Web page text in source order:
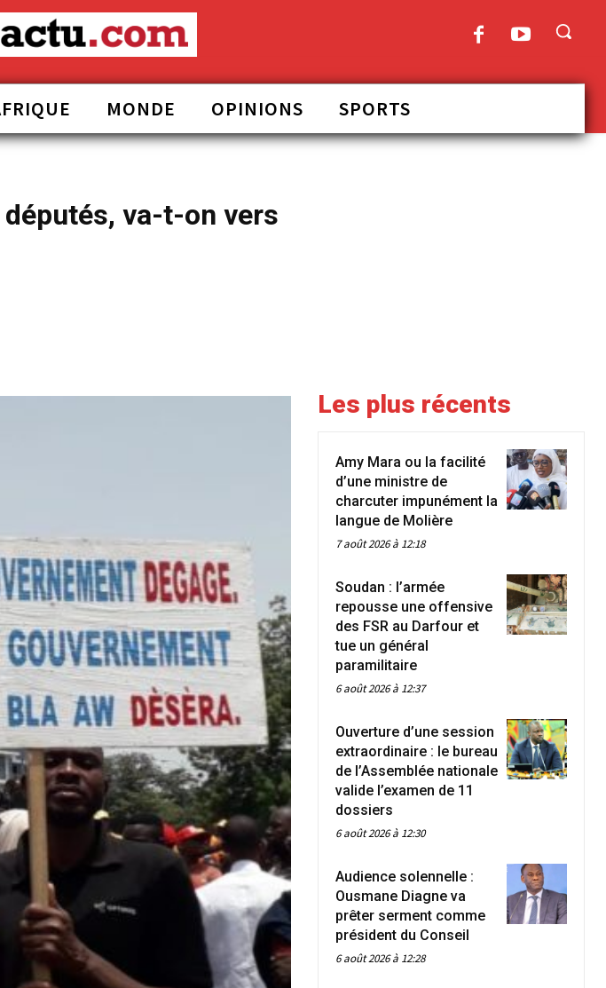
MONDE OPINIONS SPORTS
va-t-on vers
Les plus récents
Amy Mara ou la facilité
d’une ministre de
charcuter impunément la
langue de Molière
7 août 2026 à 12:18
Soudan : l’armée
repousse une offensive
des FSR au Darfour et
tue un général
paramilitaire
6 août 2026 à 12:37
Ouverture d’une session
extraordinaire : le bureau
de l’Assemblée nationale
valide l’examen de 11
dossiers
6 août 2026 à 12:30
Audience solennelle :
Ousmane Diagne va
prêter serment comme
président du Conseil
6 août 2026 à 12:28